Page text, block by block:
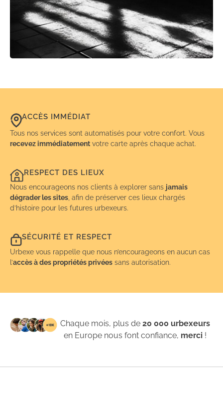
ACCÈS IMMÉDIAT
Tous nos services sont automatisés pour votre confort. Vous
recevez immédiatement votre carte après chaque achat.
RESPECT DES LIEUX
Nous encourageons nos clients à explorer sans jamais
dégrader les sites , afin de préserver ces lieux chargés
d’histoire pour les futures urbexeurs.
SÉCURITÉ ET RESPECT
Urbexe vous rappelle que nous n’encourageons en aucun cas
l’accès à des propriétés privées sans autorisation.
Chaque mois, plus de20 000 urbexeurs
en Europe nous font confiance, merci !